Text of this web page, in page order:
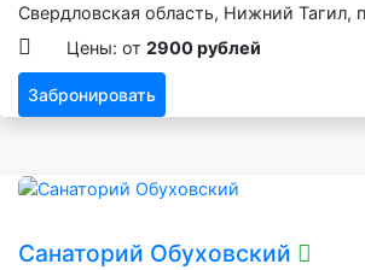
Свердловская область, Нижний Тагил,
Цены: от 2900 рублей
Забронировать
Санаторий Обуховский